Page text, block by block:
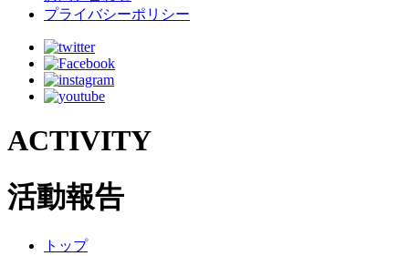
プライバシーポリシー
ACTIVITY
活動報告
トップ